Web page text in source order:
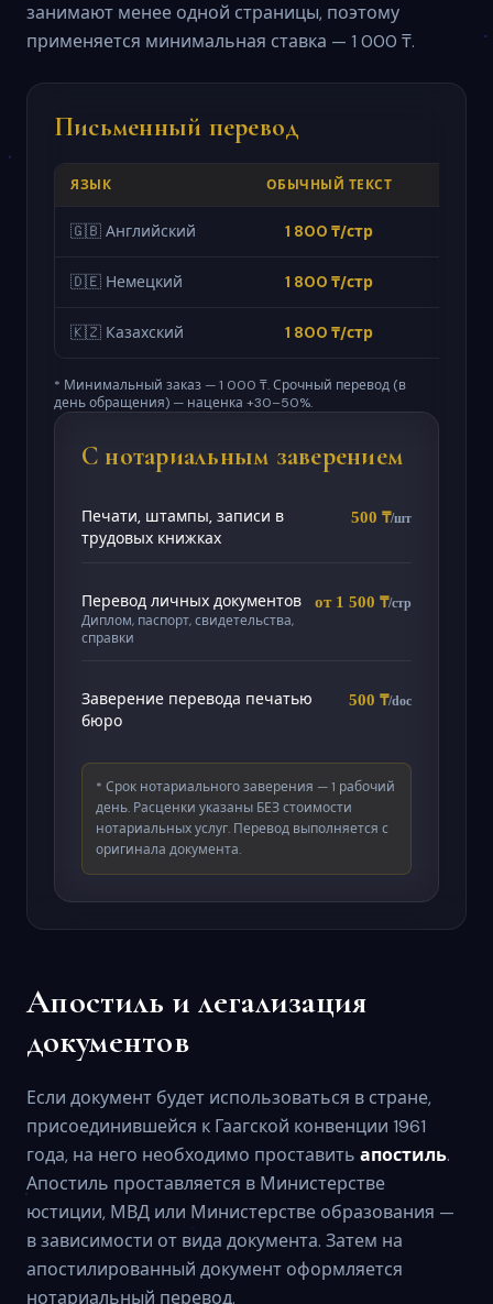
занимают менее одной страницы, поэтому
применяется минимальная ставка — 1 000 ₸.
Письменный перевод
ЯЗЫК ОБЫЧНЫЙ ТЕКСТ
🇬🇧 Английский 1 800 ₸/стр
🇩🇪 Немецкий 1 800 ₸/стр
🇰🇿 Казахский 1 800 ₸/стр
* Минимальный заказ — 1 000 ₸. Срочный перевод (в
день обращения) — наценка +30–50%.
С нотариальным заверением
Печати, штампы, записи в
трудовых книжках
500 ₸/шт
Перевод личных документов
Диплом, паспорт, свидетельства,
справки
от 1 500 ₸/стр
Заверение перевода печатью
бюро
500 ₸/doc
* Срок нотариального заверения — 1 рабочий
день. Расценки указаны БЕЗ стоимости
нотариальных услуг. Перевод выполняется с
оригинала документа.
Апостиль и легализация
документов
Если документ будет использоваться в стране,
присоединившейся к Гаагской конвенции 1961
года, на него необходимо проставить апостиль.
Апостиль проставляется в Министерстве
юстиции, МВД или Министерстве образования —
в зависимости от вида документа. Затем на
апостилированный документ оформляется
нотариальный перевод.